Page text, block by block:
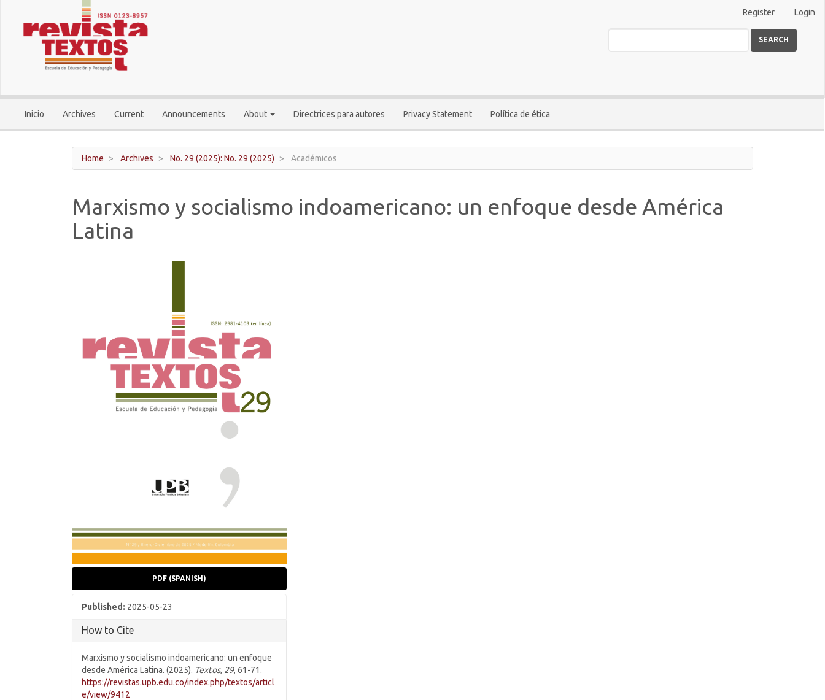
Main
Content
Sidebar
Register Login
Inicio Archives Current Announcements About Directrices para autores Privacy Statement Política de ética
SEARCH
Home Archives No. 29 (2025): No. 29 (2025) Académicos
Marxismo y socialismo indoamericano: un enfoque desde América
Latina
PDF (SPANISH)
Published: 2025-05-23
How to Cite
Marxismo y socialismo indoamericano: un enfoque
desde América Latina. (2025). Textos, 29, 61-71.
https://revistas.upb.edu.co/index.php/textos/articl
e/view/9412